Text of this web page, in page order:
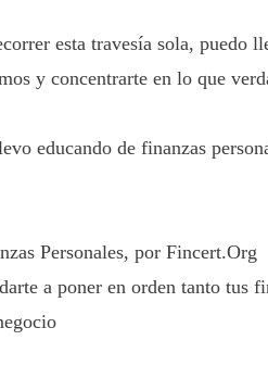
esta travesía sola, puedo
y concentrarte en lo que
educando de finanzas
Personales, por Fincert.Org
a poner en orden tanto tus